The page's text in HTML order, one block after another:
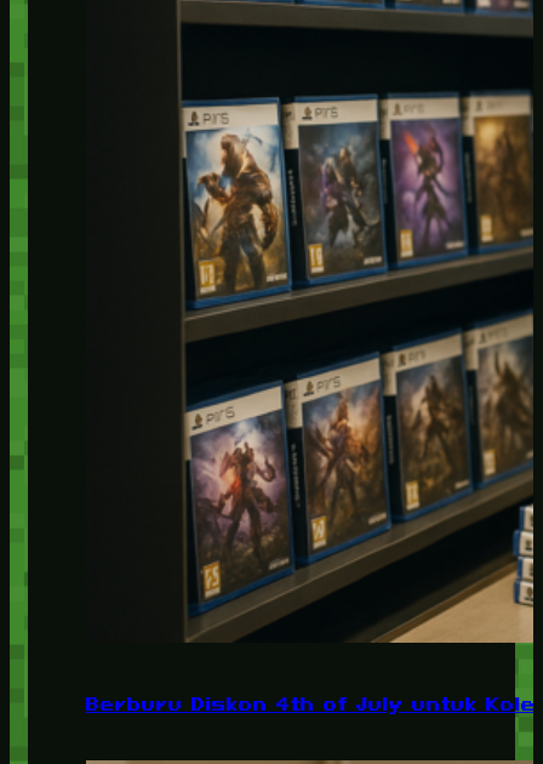
Berburu Diskon 4th of July untuk